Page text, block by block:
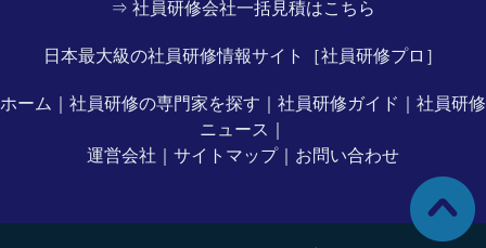
⇒ 社員研修会社一括見積はこちら
日本最大級の社員研修情報サイト［社員研修プロ］
ホーム 社員研修の専門家を探す 社員研修ガイド
社員研修
ニュース
運営会社
サイトマップ｜ お問い合わせ